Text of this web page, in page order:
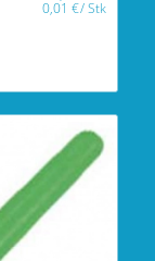
0,01€/Stk